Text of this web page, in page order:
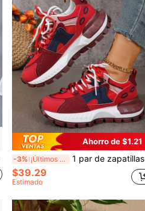
Ahorro de $1.21
-3% ¡Últimos 3 días 1 par de zapatillas de plataforma con suela gruesa, estilo retro y chunky para mujer. Zapatos de plataforma de moda casual y versátil con bloqueo de color y cordones.
$39.29
Estimado